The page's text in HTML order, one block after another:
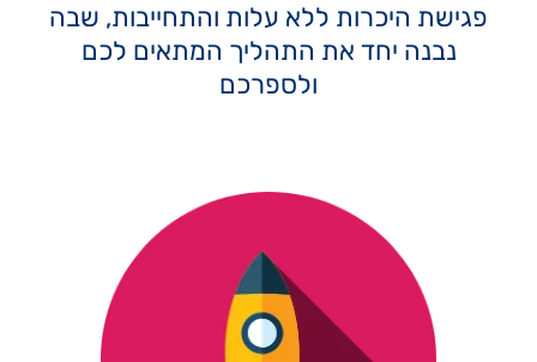
פגישת היכרות ללא עלות והתחייבות, שבה
נבנה יחד את התהליך המתאים לכם
ולספרכם